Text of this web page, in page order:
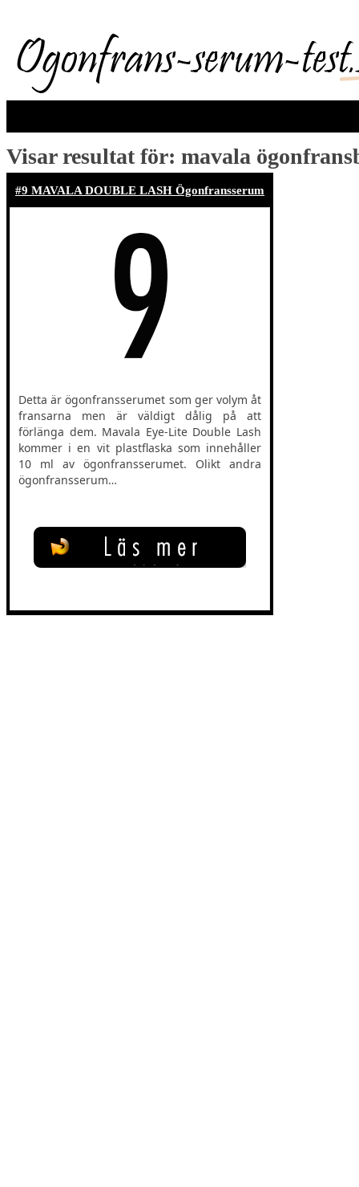
Visar resultat för: mavala
#9 MAVALA DOUBLE LASH Ögonfransserum
Detta är ögonfransserumet som ger volym åt
fransarna men är väldigt dålig på att
förlänga dem. Mavala Eye-Lite Double Lash
kommer i en vit plastflaska som innehåller
10 ml av ögonfransserumet. Olikt andra
ögonfransserum…